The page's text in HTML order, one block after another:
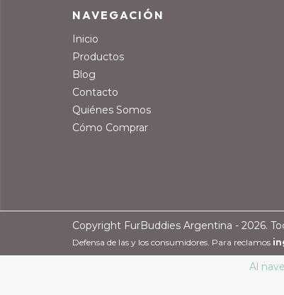
Al
NAVEGACIÓN
Inicio
Productos
Blog
Contacto
Quiénes Somos
Cómo Comprar
Copyright FurBuddies Argentina - 2026.
Defensa de las y los consumidores. Para reclamos